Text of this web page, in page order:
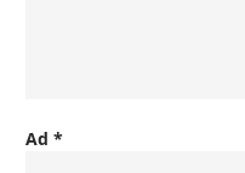
Ad *